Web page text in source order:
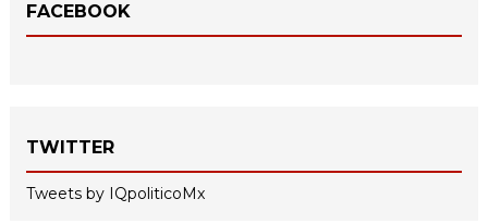
FACEBOOK
TWITTER
Tweets by IQpoliticoMx